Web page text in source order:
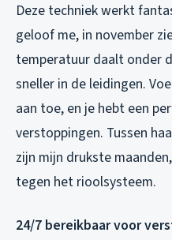
Deze techniek werkt
geloof me, in november
temperatuur daalt onder
sneller in de leidingen.
aan toe, en je hebt een
verstoppingen. Tussen
zijn mijn drukste
tegen het rioolsysteem.
24/7 bereikbaar voor